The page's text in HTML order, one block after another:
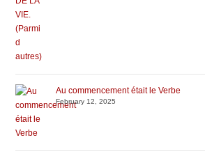
Au commencement était le Verbe
February 12, 2025